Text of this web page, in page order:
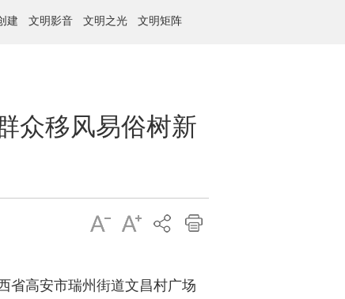
建 文明影音 文明之光 文明矩阵
众移风易俗树新
高安市瑞州街道文昌村广场